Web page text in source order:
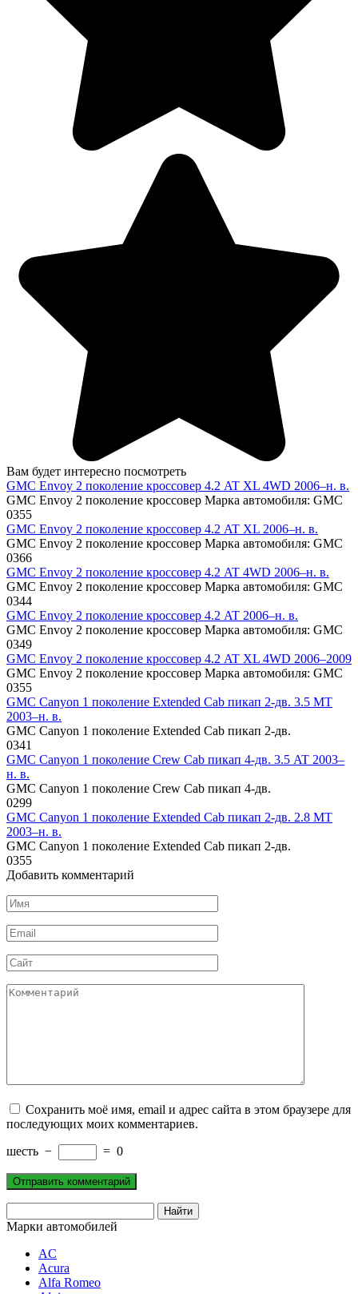
Вам будет интересно посмотреть
GMC Envoy 2 поколение кроссовер 4.2 AT XL 4WD 2006–н. в.
GMC Envoy 2 поколение кроссовер Марка автомобиля: GMC
0355
GMC Envoy 2 поколение кроссовер 4.2 AT XL 2006–н. в.
GMC Envoy 2 поколение кроссовер Марка автомобиля: GMC
0366
GMC Envoy 2 поколение кроссовер 4.2 AT 4WD 2006–н. в.
GMC Envoy 2 поколение кроссовер Марка автомобиля: GMC
0344
GMC Envoy 2 поколение кроссовер 4.2 AT 2006–н. в.
GMC Envoy 2 поколение кроссовер Марка автомобиля: GMC
0349
GMC Envoy 2 поколение кроссовер 4.2 AT XL 4WD 2006–2009
GMC Envoy 2 поколение кроссовер Марка автомобиля: GMC
0355
GMC Canyon 1 поколение Extended Cab пикап 2-дв. 3.5 MT
2003–н. в.
GMC Canyon 1 поколение Extended Cab пикап 2-дв.
0341
GMC Canyon 1 поколение Crew Cab пикап 4-дв. 3.5 AT 2003–
н. в.
GMC Canyon 1 поколение Crew Cab пикап 4-дв.
0299
GMC Canyon 1 поколение Extended Cab пикап 2-дв. 2.8 MT
2003–н. в.
GMC Canyon 1 поколение Extended Cab пикап 2-дв.
0355
Добавить комментарий
Имя
*
Email
*
Сайт
Комментарий
Сохранить моё имя, email и адрес сайта в этом браузере для
последующих моих комментариев.
шесть − = 0
Марки автомобилей
AC
Acura
Alfa Romeo